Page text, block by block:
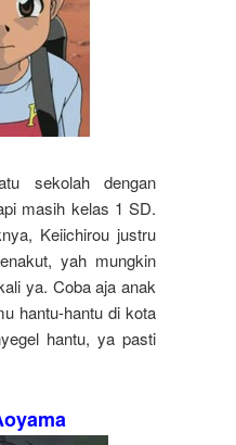
sekolah dengan
masih kelas 1 SD.
Keiichirou justru
yah mungkin
ya. Coba aja anak
hantu-hantu di kota
hantu, ya pasti